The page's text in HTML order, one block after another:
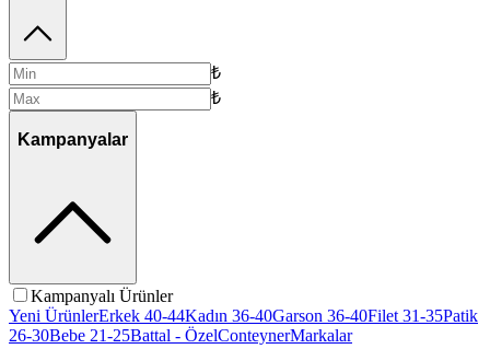
₺
₺
Kampanyalar
Kampanyalı Ürünler
Yeni ÜrünlerErkek 40-44Kadın 36-40Garson 36-40Filet 31-35Patik
26-30Bebe 21-25Battal - ÖzelConteynerMarkalar